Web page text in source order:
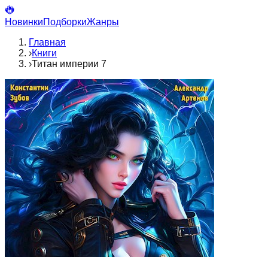
НовинкиПодборкиЖанры
Главная
›Книги
›Титан империи 7